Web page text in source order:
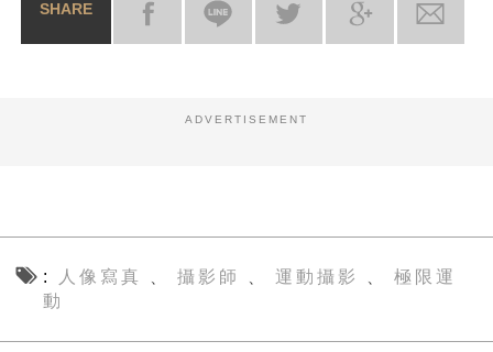
SHARE
ADVERTISEMENT
人像寫真 攝影師 運動攝影
極限運
動